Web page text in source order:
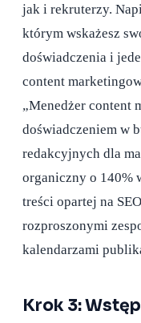
jak i rekruterzy.
którym wskażesz
doświadczenia i
content
„Menedżer content
doświadczeniem w
redakcyjnych dla
organiczny o 140%
treści opartej na
rozproszonymi
kalendarzami
Krok 3: